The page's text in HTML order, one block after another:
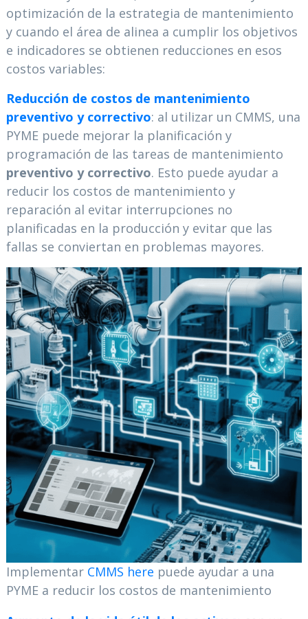
optimización de la estrategia de mantenimiento
y cuando el área de alinea a cumplir los objetivos
e indicadores se obtienen reducciones en esos
costos variables:
Reducción de costos de mantenimiento
preventivo y correctivo: al utilizar un CMMS, una
PYME puede mejorar la planificación y
programación de las tareas de mantenimiento
preventivo y correctivo. Esto puede ayudar a
reducir los costos de mantenimiento y
reparación al evitar interrupciones no
planificadas en la producción y evitar que las
fallas se conviertan en problemas mayores.
Implementar CMMS here puede ayudar a una
PYME a reducir los costos de mantenimiento